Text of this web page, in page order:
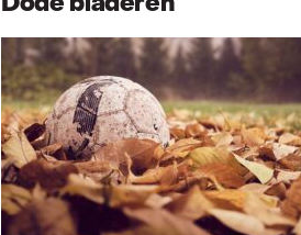
Dode bladeren